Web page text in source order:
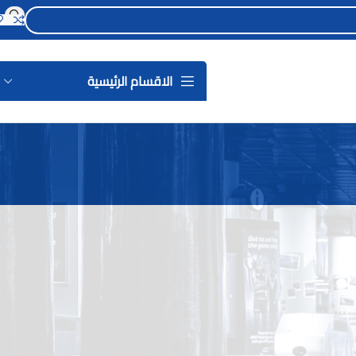
الاقسام الرئيسية